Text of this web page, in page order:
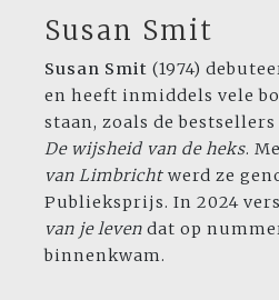
Susan Smit
Susan Smit (1974)
en heeft inmiddels vele
staan, zoals de bestsellers
De wijsheid van de heks.
van Limbricht werd ze
Publieksprijs. In 2024
van je leven dat op
binnenkwam.